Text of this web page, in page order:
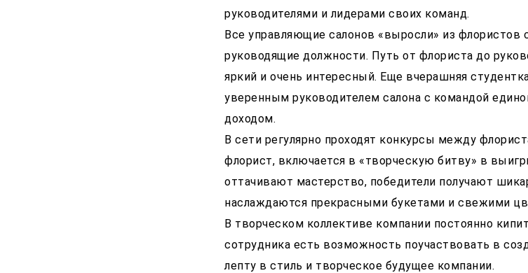
руководителями и лидерами своих команд.
Все управляющие салонов «выросли» из флористов
руководящие должности. Путь от флориста до
яркий и очень интересный. Еще вчерашняя
уверенным руководителем салона с командой
доходом.
В сети регулярно проходят конкурсы между
флорист, включается в «творческую битву» в
оттачивают мастерство, победители получают
наслаждаются прекрасными букетами и свежими
В творческом коллективе компании постоянно
сотрудника есть возможность поучаствовать в
лепту в стиль и творческое будущее компании.